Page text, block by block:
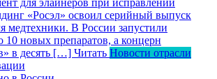
для элайнеров при исправлении
«Росэл» освоил серийный выпуск
медтехники. В России запустили
10 новых препаратов, а концерн
в десять […] Читать Новости отрасли